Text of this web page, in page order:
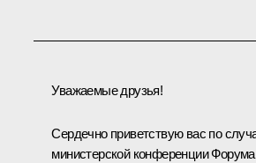
Уважаемые друзья!
Сердечно приветствую вас по
министерской конференции